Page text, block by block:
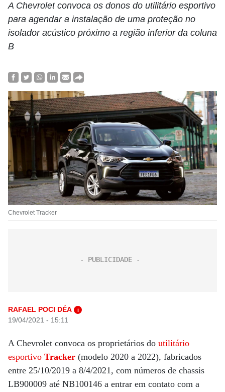
A Chevrolet convoca os donos do utilitário esportivo
para agendar a instalação de uma proteção no
isolador acústico próximo a região inferior da coluna
B
Chevrolet Tracker
RAFAEL POCI DÉA i
19/04/2021 - 15:11
A Chevrolet convoca os proprietários do utilitário
esportivo Tracker (modelo 2020 a 2022), fabricados
entre 25/10/2019 a 8/4/2021, com números de chassis
LB900009 até NB100146 a entrar em contato com a